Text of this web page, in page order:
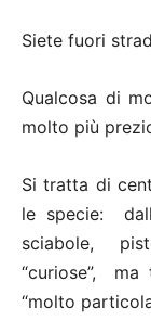
Siete fuori
Qualcosa di
molto più
Si tratta di
le specie:
sciabole,
“curiose”,
“molto